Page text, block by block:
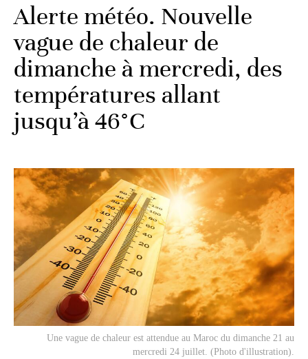
Alerte météo. Nouvelle
vague de chaleur de
dimanche à mercredi, des
températures allant
jusqu’à 46°C
Une vague de chaleur est attendue au Maroc du dimanche 21 au
mercredi 24 juillet. (Photo d'illustration).